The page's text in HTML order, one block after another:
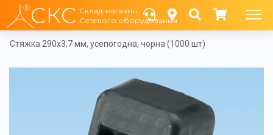
СКС Склад-магазин
Сетевого оборудования
Cтяжка 290х3,7 мм, усепогодна, чорна (1000 шт)